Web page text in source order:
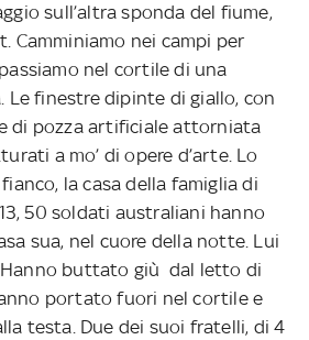
sull’altra sponda del fiume,
Camminiamo nei campi per
nel cortile di una
Le finestre dipinte di giallo, con
di pozza artificiale attorniata
a mo’ di opere d’arte. Lo
la casa della famiglia di
50 soldati australiani hanno
sua, nel cuore della notte. Lui
Hanno buttato giù dal letto di
portato fuori nel cortile e
testa. Due dei suoi fratelli, di 4